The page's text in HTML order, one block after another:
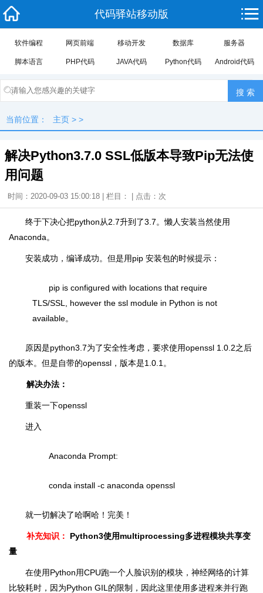
代码驿站移动版
软件编程 网页前端 移动开发 数据库 服务器
脚本语言 PHP代码 JAVA代码 Python代码 Android代码
当前位置： 主页 > >
解决Python3.7.0 SSL低版本导致Pip无法使
用问题
时间：2020-09-03 15:00:18 | 栏目： | 点击： 次
终于下决心把python从2.7升到了3.7。懒人安装当然使用
Anaconda。
安装成功，编译成功。但是用pip 安装包的时候提示：
pip is configured with locations that require
TLS/SSL, however the ssl module in Python is not
available。
原因是python3.7为了安全性考虑，要求使用openssl 1.0.2之后
的版本。但是自带的openssl，版本是1.0.1。
解决办法：
重装一下openssl
进入
Anaconda Prompt:
conda install -c anaconda openssl
就一切解决了哈啊哈！完美！
补充知识：
Python3使用multiprocessing多进程模块共享变
量
在使用Python用CPU跑一个人脸识别的模块，神经网络的计算
比较耗时，因为Python GIL的限制，因此这里使用多进程来并行跑